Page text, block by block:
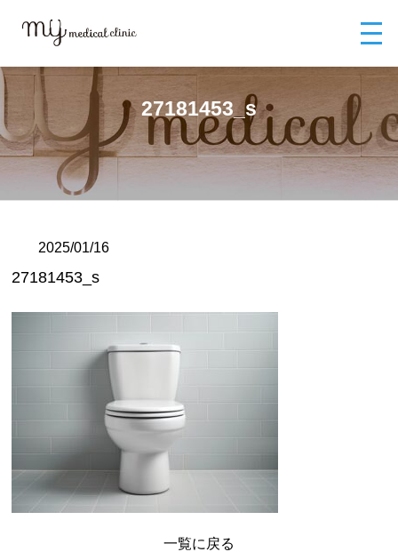
27181453_s
2025/01/16
27181453_s
一覧に戻る